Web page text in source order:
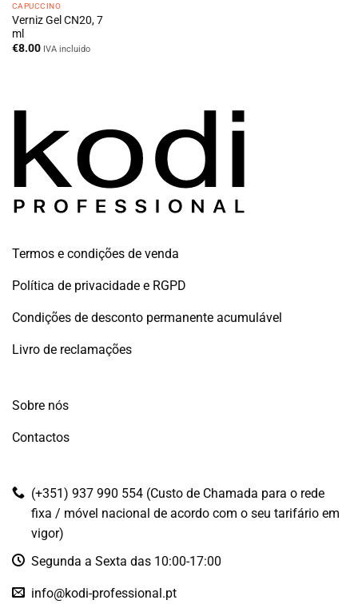
CAPUCCINO
Verniz Gel CN20, 7
ml
€8.00 IVA incluido
Termos e condições de venda
Política de privacidade e RGPD
Condições de desconto permanente acumulável
Livro de reclamações
Sobre nós
Contactos
(+351) 937 990 554 (Custo de Chamada para o rede
fixa / móvel nacional de acordo com o seu tarifário em
vigor)
Segunda a Sexta das 10:00-17:00
info@kodi-professional.pt